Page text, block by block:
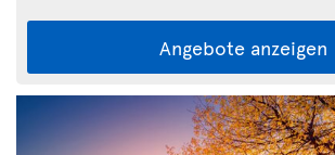
Angebote anzeigen